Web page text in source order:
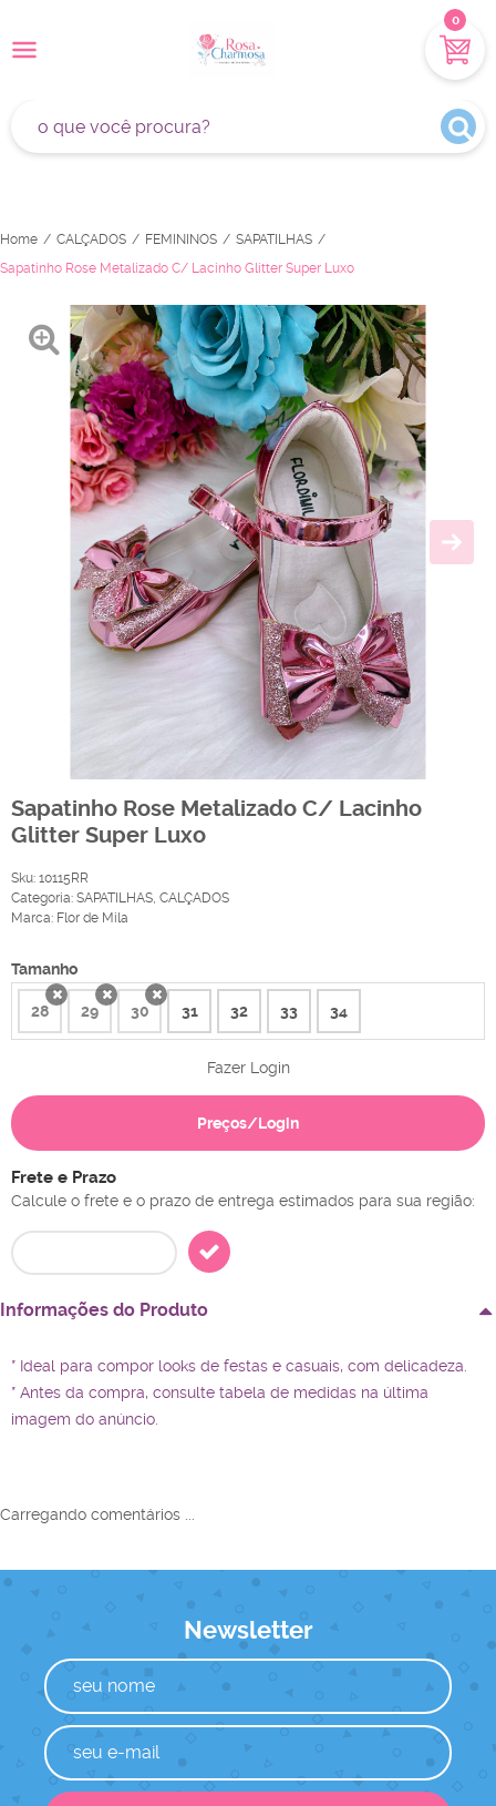
0
Home CALÇADOS FEMININOS
SAPATILHAS
Sapatinho Rose Metalizado C/ Lacinho Glitter Super Luxo
Sapatinho Rose Metalizado C/ Lacinho
Glitter Super Luxo
Sku: 10115RR
Categoria: SAPATILHAS, CALÇADOS
Marca: Flor de Mila
Tamanho
28x 29x 30x 31 32 33 34
Fazer Login
Preços/Login
Frete e Prazo
Calcule o frete e o prazo de entrega estimados para sua região:
Informações do Produto
* Ideal para compor looks de festas e casuais, com delicadeza.
* Antes da compra, consulte tabela de medidas na última
imagem do anúncio.
Carregando comentários ...
Newsletter